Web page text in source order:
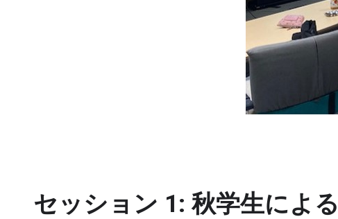
セッション 1: 秋学生によ